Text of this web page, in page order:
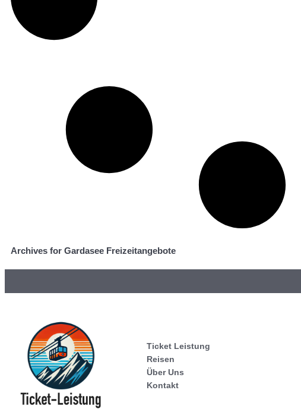
Archives for Gardasee Freizeitangebote
Ticket Leistung
Reisen
Über Uns
Kontakt